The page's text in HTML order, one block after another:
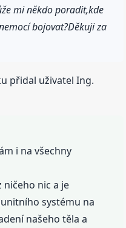
mi někdo poradit,kde
bojovat?Děkuji za
přidal uživatel Ing.
i na všechny
nic a je
systému na
našeho těla a